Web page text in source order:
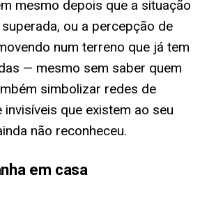
mesmo depois que a situação
ou a percepção de
num terreno que já tem
— mesmo sem saber quem
simbolizar redes de
que existem ao seu
não reconheceu.
em casa